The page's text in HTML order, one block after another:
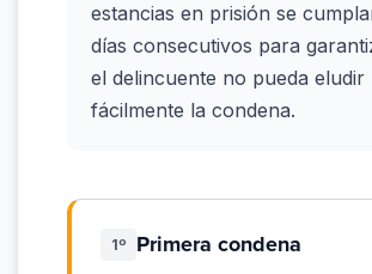
estancias en prisión se
días consecutivos para
el delincuente no pueda eludir
fácilmente la condena.
1º Primera condena